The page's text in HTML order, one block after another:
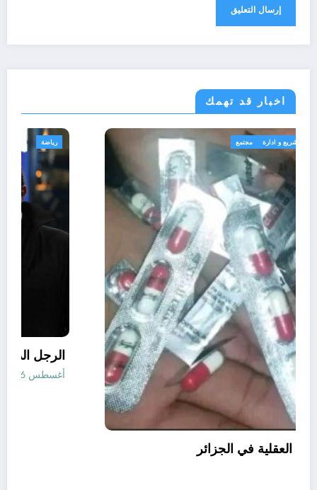
اخبار قد تهمك
الجزائر الحدث قانون تشريع و ادارة مجتمع
قانون المؤثرات العقلية في الجزائر